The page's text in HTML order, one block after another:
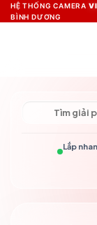
Skip
to
HỆ THỐNG CAMERA
BÌNH DƯƠNG
Lắp